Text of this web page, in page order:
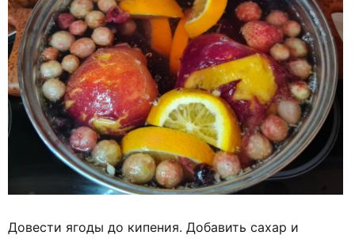
Довести ягоды до кипения. Добавить сахар и